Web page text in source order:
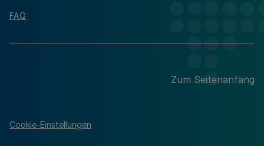
FAQ
Zum Seitenanfang
Cookie-Einstellungen